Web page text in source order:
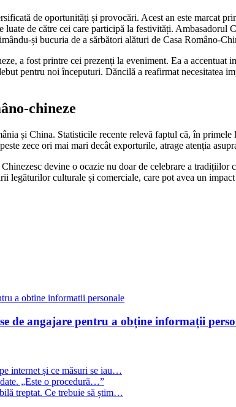
de oportunități și provocări. Acest an este marcat
de către cei care participă la festivități. Ambasadorul
și bucuria de a sărbători alături de Casa Româno-
a fost printre cei prezenți la eveniment. Ea a
pentru noi începuturi. Dăncilă a reafirmat necesitatea
chineze
și China. Statisticile recente relevă faptul că, în
zece ori mai mari decât exporturile, atrage atenția
devine o ocazie nu doar de celebrare a
legăturilor culturale și comerciale, care pot avea un
de angajare pentru a obține informații
internet și ce măsuri se iau…
„Este o procedură…”
treptat. Ce trebuie să știm…